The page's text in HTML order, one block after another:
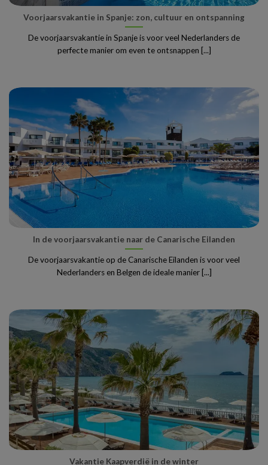
Voorjaarsvakantie in Spanje: zon, cultuur en ontspanning
De voorjaarsvakantie in Spanje is voor veel Nederlanders de
perfecte manier om even te ontsnappen [...]
In de voorjaarsvakantie naar de Canarische Eilanden
De voorjaarsvakantie op de Canarische Eilanden is voor veel
Nederlanders en Belgen de ideale manier [...]
Vakantie Kaapverdië in de winter